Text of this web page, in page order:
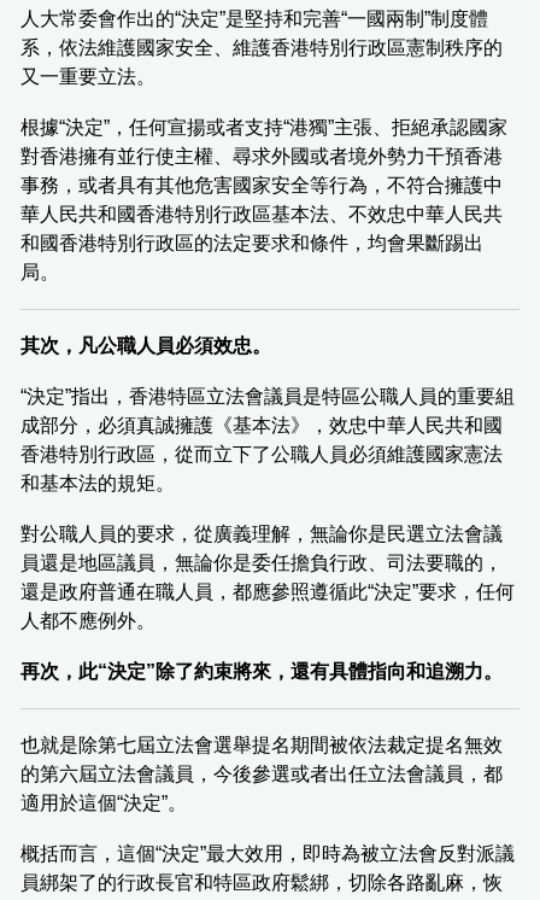
人大常委會作出的“決定”是堅持和完善“一國兩制”制度體
系，依法維護國家安全、維護香港特別行政區憲制秩序的
又一重要立法。
根據“決定”，任何宣揚或者支持“港獨”主張、拒絕承認國家
對香港擁有並行使主權、尋求外國或者境外勢力干預香港
事務，或者具有其他危害國家安全等行為，不符合擁護中
華人民共和國香港特別行政區基本法、不效忠中華人民共
和國香港特別行政區的法定要求和條件，均會果斷踢出
局。
其次，凡公職人員必須效忠。
“決定”指出，香港特區立法會議員是特區公職人員的重要組
成部分，必須真誠擁護《基本法》，效忠中華人民共和國
香港特別行政區，從而立下了公職人員必須維護國家憲法
和基本法的規矩。
對公職人員的要求，從廣義理解，無論你是民選立法會議
員還是地區議員，無論你是委任擔負行政、司法要職的，
還是政府普通在職人員，都應參照遵循此“決定”要求，任何
人都不應例外。
再次，此“決定”除了約束將來，還有具體指向和追溯力。
也就是除第七屆立法會選舉提名期間被依法裁定提名無效
的第六屆立法會議員，今後參選或者出任立法會議員，都
適用於這個“決定”。
概括而言，這個“決定”最大效用，即時為被立法會反對派議
員綁架了的行政長官和特區政府鬆綁，切除各路亂麻，恢